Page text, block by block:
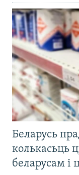
Беларусь
колькасьць
беларусам і